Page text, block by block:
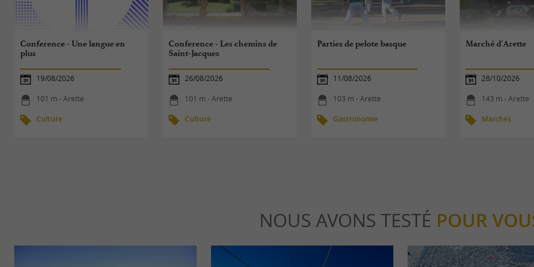
Conference - Une langue en
plus
19/08/2026
101 m - Arette
Culture
Conference - Les chemins de
Saint-Jacques
26/08/2026
101 m - Arette
Culture
Parties de pelote basque
11/08/2026
103 m - Arette
Gastronomie
Marché d'Arette
28/10/2026
143 m - Arette
Marchés
NOUS AVONS TESTÉ POUR